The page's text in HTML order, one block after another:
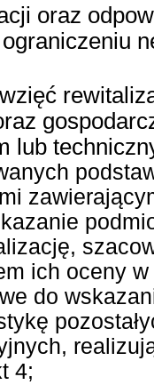
oraz
lub
ich oceny
do
4;